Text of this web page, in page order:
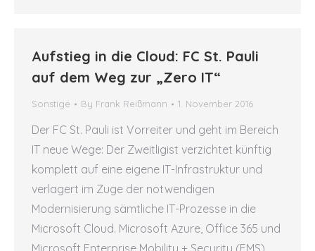
Aufstieg in die Cloud: FC St. Pauli
auf dem Weg zur „Zero IT“
Sonstige By Frank Reißmann 1. November 2016
Der FC St. Pauli ist Vorreiter und geht im Bereich
IT neue Wege: Der Zweitligist verzichtet künftig
komplett auf eine eigene IT-Infrastruktur und
verlagert im Zuge der notwendigen
Modernisierung sämtliche IT-Prozesse in die
Microsoft Cloud. Microsoft Azure, Office 365 und
Microsoft Enterprise Mobility + Security (EMS)